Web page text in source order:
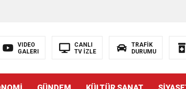
VIDEO
GALERI
CANLI
TV İZLE
TRAFİK
DURUMU